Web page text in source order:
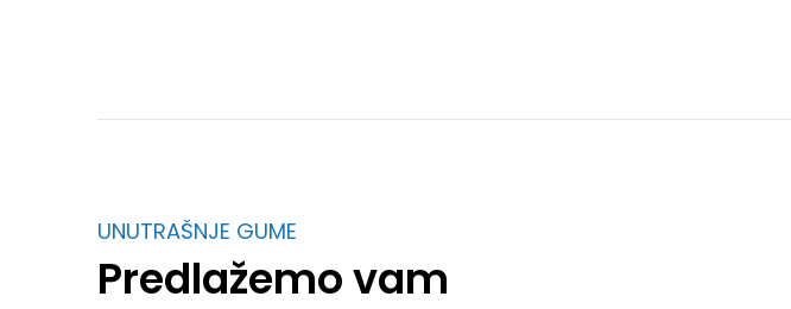
UNUTRAŠNJE GUME
Predlažemo vam